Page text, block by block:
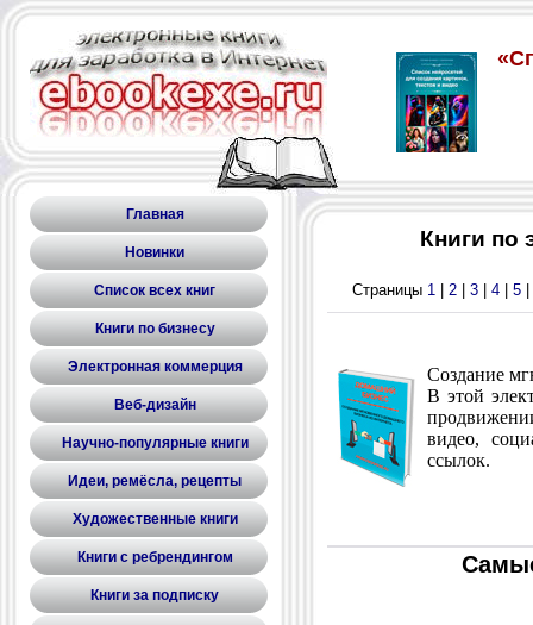
Главная
Новинки
Список всех книг
Книги по бизнесу
Электронная коммерция
Веб-дизайн
Научно-популярные книги
Идеи, ремёсла, рецепты
Художественные книги
Книги с ребрендингом
Книги за подписку
Книги по
Страницы 1 | 2 | 3 | 4 | 5 |
Создание
В этой
видео,
ссылок.